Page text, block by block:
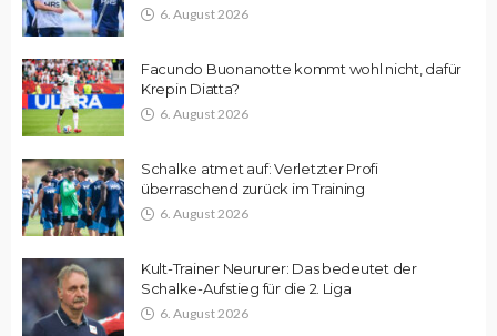
6. August 2026
Facundo Buonanotte kommt wohl nicht, dafür
Krepin Diatta?
6. August 2026
Schalke atmet auf: Verletzter Profi
überraschend zurück im Training
6. August 2026
Kult-Trainer Neururer: Das bedeutet der
Schalke-Aufstieg für die 2. Liga
6. August 2026